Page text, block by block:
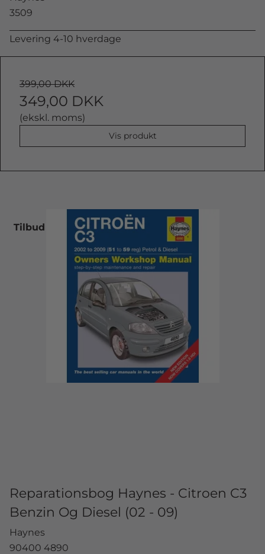
3509
Levering 4-10 hverdage
399,00 DKK
349,00 DKK
(ekskl. moms)
Vis produkt
Tilbud
Reparationsbog Haynes - Citroen C3
Benzin Og Diesel (02 - 09)
Haynes
90400 4890